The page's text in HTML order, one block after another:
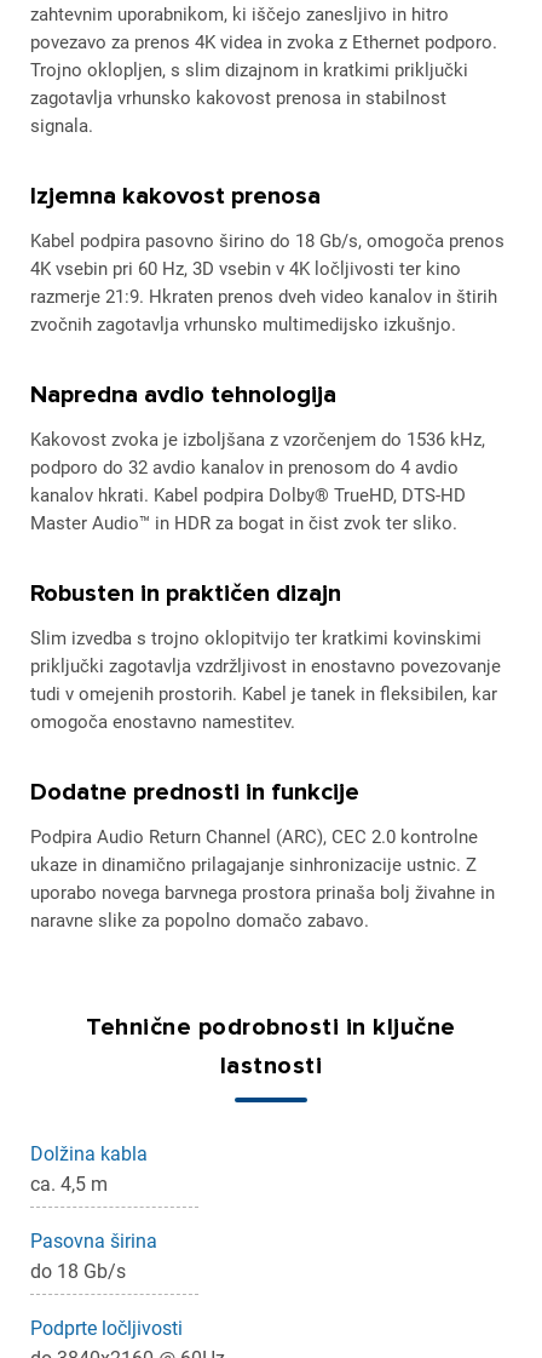
zahtevnim uporabnikom, ki iščejo zanesljivo in hitro
povezavo za prenos 4K videa in zvoka z Ethernet podporo.
Trojno oklopljen, s slim dizajnom in kratkimi priključki
zagotavlja vrhunsko kakovost prenosa in stabilnost
signala.
Izjemna kakovost prenosa
Kabel podpira pasovno širino do 18 Gb/s, omogoča prenos
4K vsebin pri 60 Hz, 3D vsebin v 4K ločljivosti ter kino
razmerje 21:9. Hkraten prenos dveh video kanalov in štirih
zvočnih zagotavlja vrhunsko multimedijsko izkušnjo.
Napredna avdio tehnologija
Kakovost zvoka je izboljšana z vzorčenjem do 1536 kHz,
podporo do 32 avdio kanalov in prenosom do 4 avdio
kanalov hkrati. Kabel podpira Dolby® TrueHD, DTS-HD
Master Audio™ in HDR za bogat in čist zvok ter sliko.
Robusten in praktičen dizajn
Slim izvedba s trojno oklopitvijo ter kratkimi kovinskimi
priključki zagotavlja vzdržljivost in enostavno povezovanje
tudi v omejenih prostorih. Kabel je tanek in fleksibilen, kar
omogoča enostavno namestitev.
Dodatne prednosti in funkcije
Podpira Audio Return Channel (ARC), CEC 2.0 kontrolne
ukaze in dinamično prilagajanje sinhronizacije ustnic. Z
uporabo novega barvnega prostora prinaša bolj živahne in
naravne slike za popolno domačo zabavo.
Tehnične podrobnosti in ključne
lastnosti
Dolžina kabla
ca. 4,5 m
Pasovna širina
do 18 Gb/s
Podprte ločljivosti